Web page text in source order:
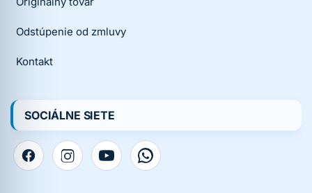
Odstúpenie od zmluvy
Kontakt
SOCIÁLNE SIETE